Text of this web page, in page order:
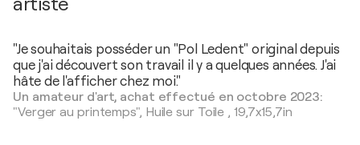
"Je souhaitais posséder un "Pol Ledent" original depuis
que j'ai découvert son travail il y a quelques années. J'ai
hâte de l'afficher chez moi."
Un amateur d'art, achat effectué en octobre 2023:
"Verger au printemps", Huile sur Toile , 19,7x15,7in